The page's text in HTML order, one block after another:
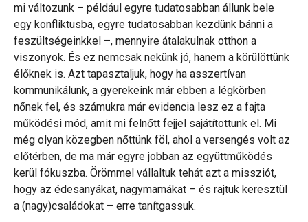
mi változunk – például egyre tudatosabban állunk bele
egy konfliktusba, egyre tudatosabban kezdünk bánni a
feszültségeinkkel –, mennyire átalakulnak otthon a
viszonyok. És ez nemcsak nekünk jó, hanem a körülöttünk
élőknek is. Azt tapasztaljuk, hogy ha asszertívan
kommunikálunk, a gyerekeink már ebben a légkörben
nőnek fel, és számukra már evidencia lesz ez a fajta
működési mód, amit mi felnőtt fejjel sajátítottunk el. Mi
még olyan közegben nőttünk föl, ahol a versengés volt az
előtérben, de ma már egyre jobban az együttműködés
kerül fókuszba. Örömmel vállaltuk tehát azt a missziót,
hogy az édesanyákat, nagymamákat – és rajtuk keresztül
a (nagy)családokat – erre tanítgassuk.